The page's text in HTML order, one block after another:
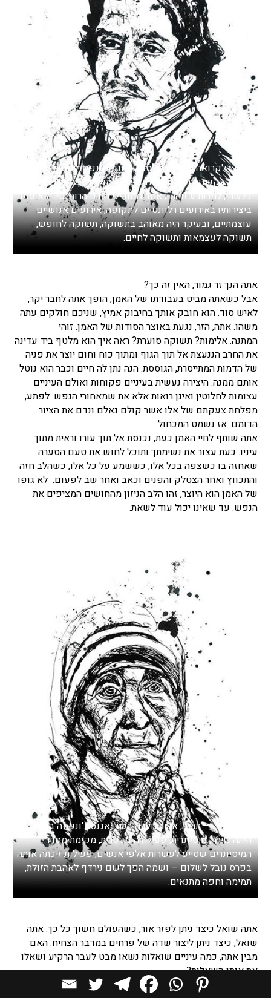
אוז'ן דלקרואה – היה צייר ססגוני ונון קונפורמיסט מושבע,
אשר בעקשנות רבה סירב להגדיר עצמו כחלק מאסכולה
כלשהי, למרות שזוהה כאחד ממובילי הזרם הרומנטי. הוא עסק
ביצירותיו באירועים רלוונטיים לתקופה, אירועים אנושיים
עוצמתיים, ובעיקר היה מאוהב בתשוקה, תשוקה לחופש,
תשוקה לעצמאות ותשוקה לחיים.
אתה הנך זר גמור, האין זה כך?
אבל כשאתה מביט בעבודתו של האמן, הופך אתה לחבר יקר,
לאיש סוד. הוא חובק אותך בחיבוק אמיץ, שניכם חולקים עתה
משהו. אתה, הזר, נגעת באוצר הסודות של האמן. זוהי
המתנה. אלימות? תשוקה סוערת? ראה איך הוא מלטף ביד עדינה
את החרב הננעצת אל תוך הגוף ומתוך כוח וחום יוצר את פניה
של הדמות המתייסרת, הגוססת. הנה נתן לה חיים וכבר הוא נוטל
אותם ממנה. היצירה נעשית בעיניים פקוחות ואולם העיניים
עצומות לחלוטין ואינן רואות אלא את שמאחורי הנפש. לפתע,
מפלחת צעקתם של אלו אשר קולם נאלם ונדם את הציור
הדומם. אז נשמט המכחול.
אתה שותף לחיי האמן כעת, נכנסת אל תוך עורו וראית מתוך
עיניו. כעת עצור את נשימתך ותוכל לחוש את טעם הסערה
שאחזה בו כשצפה בכל אלו, כששמע על כל אלו, כשהלב חזה
והתכווץ ואחר הצטלק והפנים וכאב ואחר שב לפעום. לא גופו
של האמן הוא היוצר, זהו הלב הניזון מהחושים המציפים את
הנפש. עד שאינו יכול עוד לשאת.
אמא תרזה – תרזה, אשר נולדה בשם אגנס ג'ונקסה בויאג'ו,
היתה נזירה, מיסיונרית, פעילה הומניטרית, מקימת מסדר
המיסיונרים שסייע לעשרות אלפי אנשים, פעילות זיכתה אותה
בפרס נובל לשלום – ושמה הפך לשם נירדף לאהבת הזולת,
תמימה וחפה מתנאים.
אתה שואל כיצד ניתן לפזר אור, כשהעולם חשוך כל כך. אתה
שואל, כיצד ניתן ליצור שדה של פרחים במדבר הצחיח. האם
מבין אתה, כמה עיניים שואלות נשאו מבט לעבר הרקיע ושאלו
את אותן השאלות?
גם הבזק של אור בתוך חדר חשוך לחלוטין, הוא התחלה. אפילו